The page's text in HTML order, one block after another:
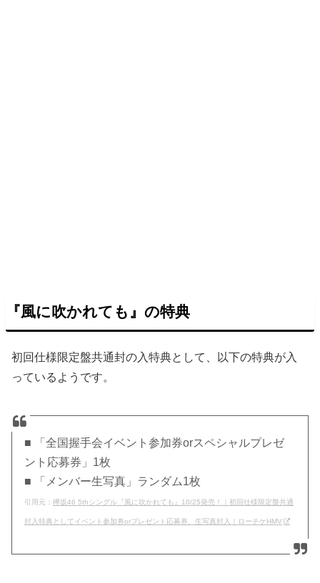
『風に吹かれても』の特典
初回仕様限定盤共通封の入特典として、以下の特典が入
っているようです。
■ 「全国握手会イベント参加券orスペシャルプレゼ
ント応募券」1枚
■ 「メンバー生写真」ランダム1枚
引用元：欅坂46 5thシングル『風に吹かれても』10/25発売！｜初回仕様限定盤共通
封入特典としてイベント参加券orプレゼント応募券、生写真封入｜ローチケHMV